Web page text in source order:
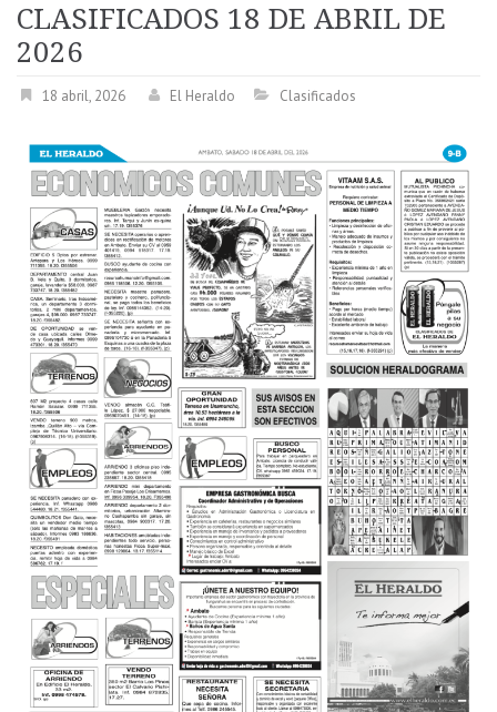
CLASIFICADOS 18 DE ABRIL DE
2026
18 abril, 2026 El Heraldo Clasificados